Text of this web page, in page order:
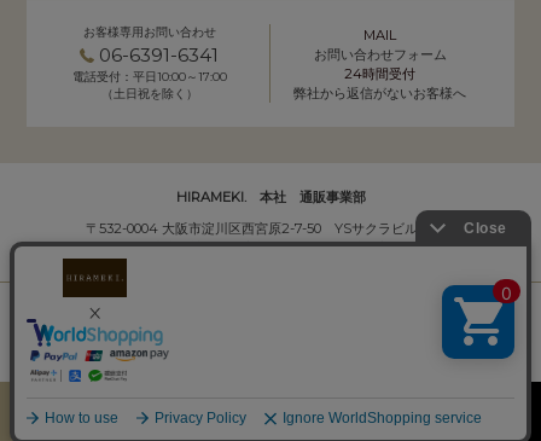
お客様専用お問い合わせ
06-6391-6341
電話受付：平日10:00～17:00
（土日祝を除く）
MAIL
お問い合わせフォーム
24時間受付
弊社から返信がないお客様へ
HIRAMEKI. 本社 通販事業部
〒532-0004 大阪市淀川区西宮原2-7-50 YSサクラビル B1F
株式会社サクラ衣料 HIRAMEKI.事業部
Copyright (C) HIRAMEKI. All Rights Reserved.